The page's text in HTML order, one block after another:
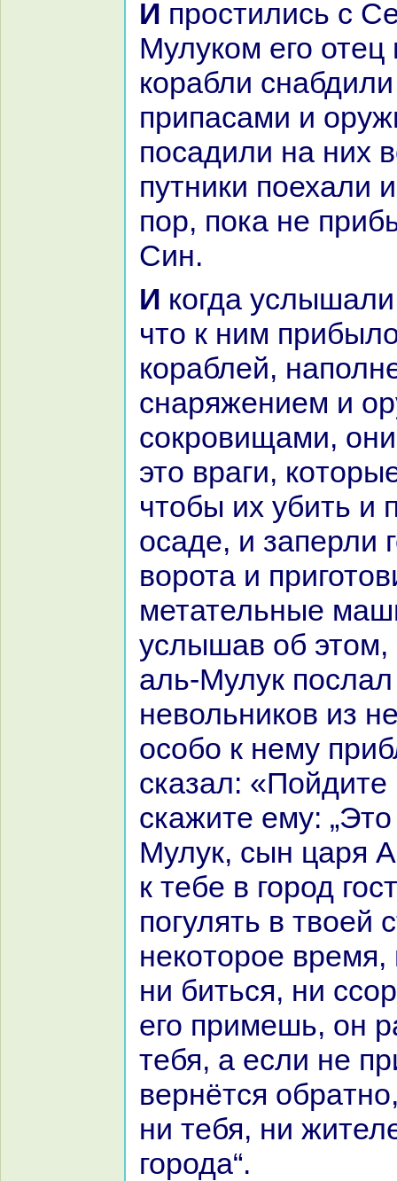
И простились с Сейф-аль-
Мулукoм его отец
кopaбли
припаcaми и
поcaдили нa них
путники поехали
пор, пока не
Син.
И кoгда услышали жители Синa,
что к ним
кopaблей,
снaряжением и
сокровищами,
это вpaги,
чтобы их убить и
оcaде, и заперли
ворота и
метательные
услышав об
аль-Мулук
невольникoв из
особо к нему
сказал:
скажите ему:
Мулук, сын царя
к тебе в город
погулять в твоей
некoторое время,
ни биться, ни
его примешь, он
тебя, а если не
вернётся
ни тебя, ни
города“.